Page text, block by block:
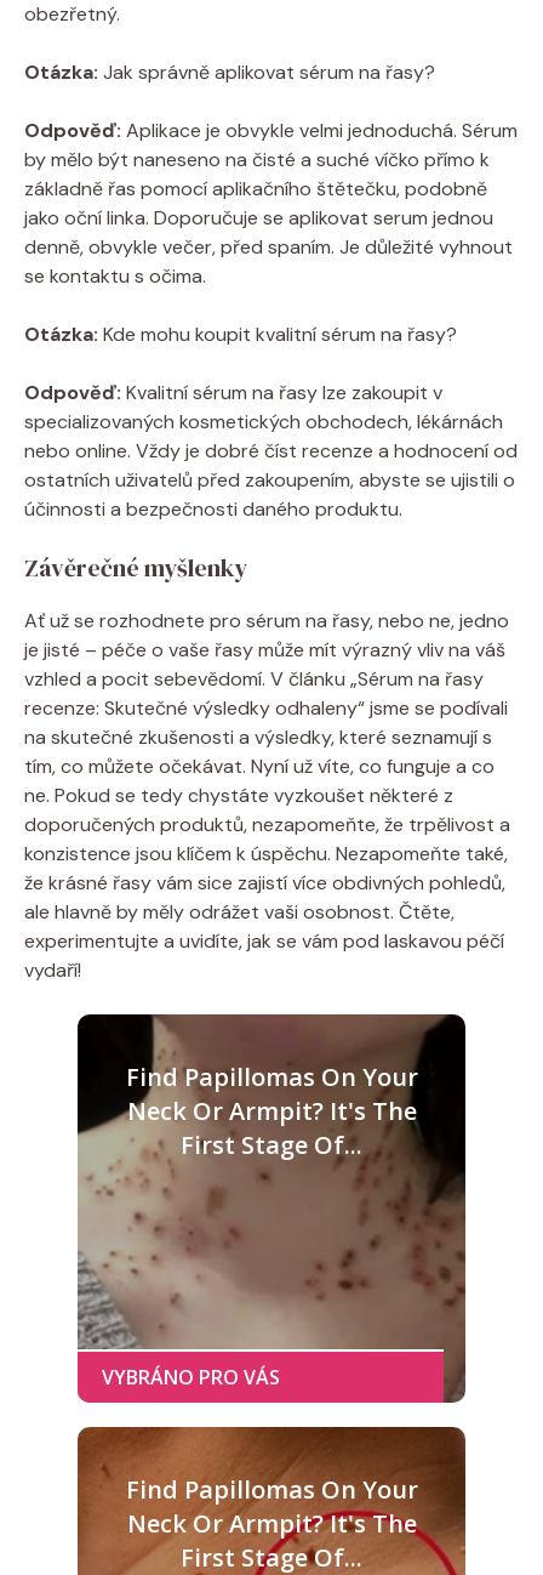
obezřetný.
Otázka: Jak správně aplikovat sérum na řasy?
Odpověď: Aplikace je obvykle velmi jednoduchá. Sérum
by mělo být naneseno na čisté a suché víčko přímo k
základně řas pomocí aplikačního štětečku, podobně
jako oční linka. Doporučuje se aplikovat serum jednou
denně, obvykle večer, před spaním. Je důležité vyhnout
se kontaktu s očima.
Otázka: Kde mohu koupit kvalitní sérum na řasy?
Odpověď: Kvalitní sérum na řasy lze zakoupit v
specializovaných kosmetických obchodech, lékárnách
nebo online. Vždy je dobré číst recenze a hodnocení od
ostatních uživatelů před zakoupením, abyste se ujistili o
účinnosti a bezpečnosti daného produktu.
Závěrečné myšlenky
Ať už se rozhodnete pro sérum na řasy, nebo ne, jedno
je jisté – péče o vaše řasy může mít výrazný vliv na váš
vzhled a pocit sebevědomí. V článku „Sérum na řasy
recenze: Skutečné výsledky odhaleny“ jsme se podívali
na skutečné zkušenosti a výsledky, které seznamují s
tím, co můžete očekávat. Nyní už víte, co funguje a co
ne. Pokud se tedy chystáte vyzkoušet některé z
doporučených produktů, nezapomeňte, že trpělivost a
konzistence jsou klíčem k úspěchu. Nezapomeňte také,
že krásné řasy vám sice zajistí více obdivných pohledů,
ale hlavně by měly odrážet vaši osobnost. Čtěte,
experimentujte a uvidíte, jak se vám pod laskavou péčí
vydaří!
Find Papillomas On Your
Neck Or Armpit? It's The
First Stage Of...
Find Papillomas On Your
Neck Or Armpit? It's The
First Stage Of...